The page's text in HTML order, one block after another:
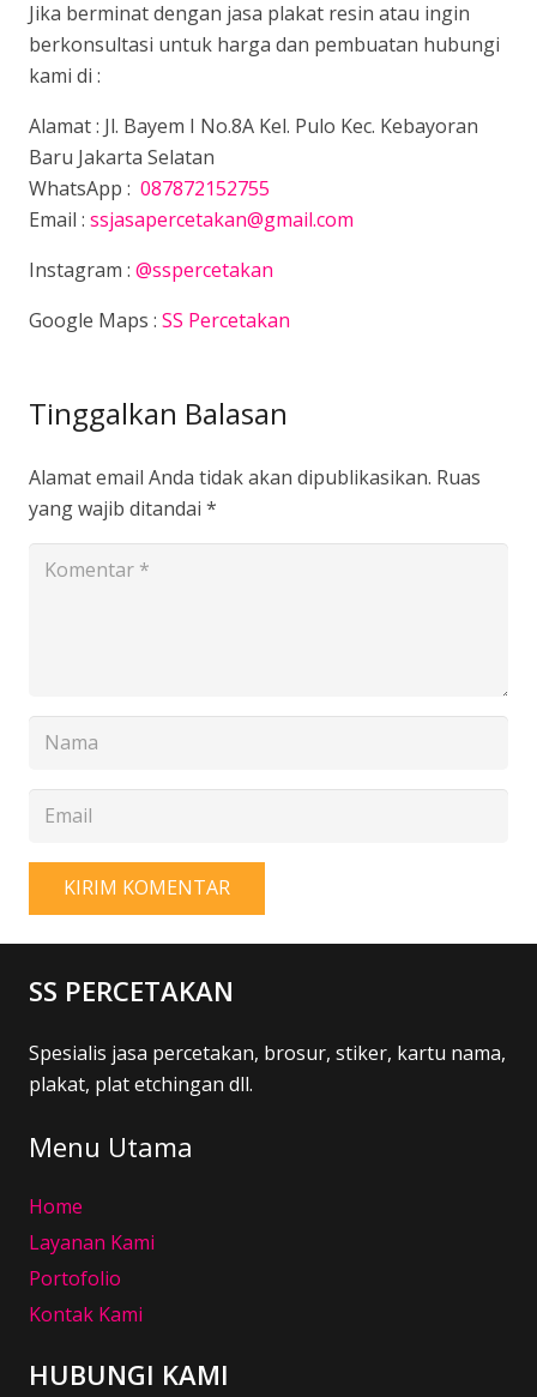
Jika berminat dengan jasa plakat resin atau ingin
berkonsultasi untuk harga dan pembuatan hubungi
kami di :
Alamat : Jl. Bayem I No.8A Kel. Pulo Kec. Kebayoran
Baru Jakarta Selatan
WhatsApp : 087872152755
Email : ssjasapercetakan@gmail.com
Instagram : @sspercetakan
Google Maps : SS Percetakan
Tinggalkan Balasan
Alamat email Anda tidak akan dipublikasikan. Ruas
yang wajib ditandai *
KIRIM KOMENTAR
SS PERCETAKAN
Spesialis jasa percetakan, brosur, stiker, kartu nama,
plakat, plat etchingan dll.
Menu Utama
Home
Layanan Kami
Portofolio
Kontak Kami
HUBUNGI KAMI